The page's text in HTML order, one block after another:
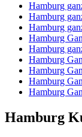
Hamburg
Hamburg
Hamburg
Hamburg
Hamburg
Hamburg
Hamburg
Hamburg
Hamburg
Hamburg